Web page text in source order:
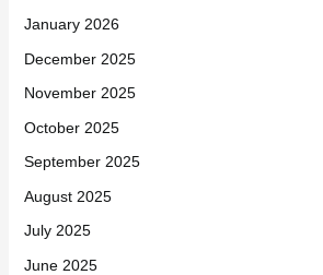
January 2026
December 2025
November 2025
October 2025
September 2025
August 2025
July 2025
June 2025